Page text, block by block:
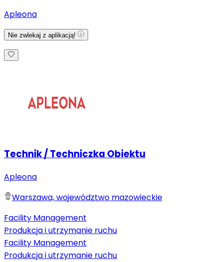
Apleona
Nie zwlekaj z aplikacją!
Technik / Techniczka Obiektu
Apleona
Warszawa, województwo mazowieckie
Facility Management
Produkcja i utrzymanie ruchu
Facility Management
Produkcja i utrzymanie ruchu